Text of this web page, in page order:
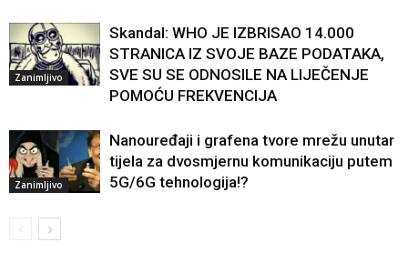
Zanimljivo
Skandal: WHO JE IZBRISAO 14.000
STRANICA IZ SVOJE BAZE PODATAKA,
SVE SU SE ODNOSILE NA LIJEČENJE
POMOĆU FREKVENCIJA
Zanimljivo
Nanouređaji i grafena tvore mrežu unutar
tijela za dvosmjernu komunikaciju putem
5G/6G tehnologija!?